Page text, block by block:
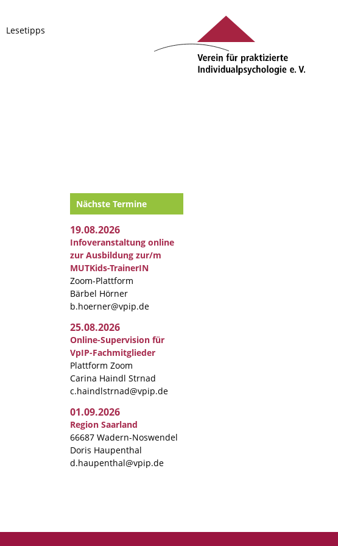
Lesetipps
Nächste Termine
19.08.2026
Infoveranstaltung online
zur Ausbildung zur/m
MUTKids-TrainerIN
Zoom-Plattform
Bärbel Hörner
b.hoerner@vpip.de
25.08.2026
Online-Supervision für
VpIP-Fachmitglieder
Plattform Zoom
Carina Haindl Strnad
c.haindlstrnad@vpip.de
01.09.2026
Region Saarland
66687 Wadern-Noswendel
Doris Haupenthal
d.haupenthal@vpip.de